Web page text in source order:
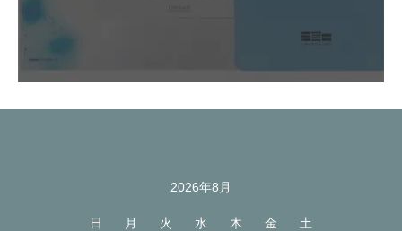
2026年8月
日 月 火 水 木 金 土